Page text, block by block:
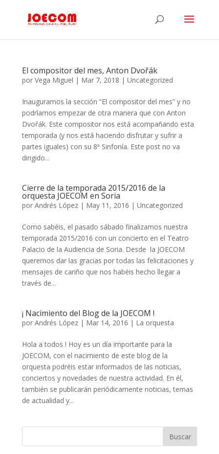
El compositor del mes, Anton Dvořák
por Vega Miguel | Mar 7, 2018 | Uncategorized
Inauguramos la sección “El compositor del mes” y no
podríamos empezar de otra manera que con Anton
Dvořák. Este compositor nos está acompañando esta
temporada (y nos está haciendo disfrutar y sufrir a
partes iguales) con su 8ª Sinfonía. Este post no va
dirigido...
Cierre de la temporada 2015/2016 de la
orquesta JOECOM en Soria
por Andrés López| May 11, 2016 | Uncategorized
Como sabéis, el pasado sábado finalizamos nuestra
temporada 2015/2016 con un concierto en el Teatro
Palacio de la Audiencia de Soria. Desde la JOECOM
queremos dar las gracias por todas las felicitaciones y
mensajes de cariño que nos habéis hecho llegar a
través de...
¡ Nacimiento del Blog de la JOECOM !
por Andrés López| Mar 14, 2016 | La orquesta
Hola a todos ! Hoy es un día importante para la
JOECOM, con el nacimiento de este blog de la
orquesta podréis estar informados de las noticias,
conciertos y novedades de nuestra actividad. En él,
también se publicarán periódicamente noticias, temas
de actualidad y...